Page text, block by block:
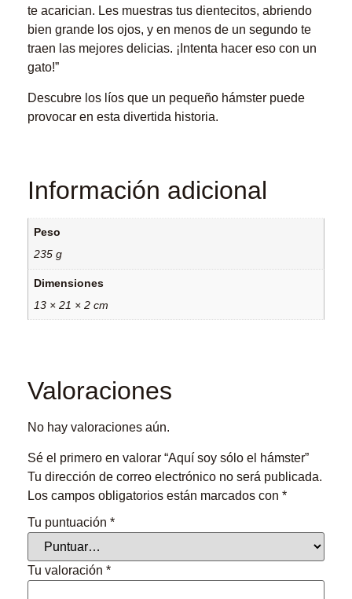
te acarician. Les muestras tus dientecitos, abriendo
bien grande los ojos, y en menos de un segundo te
traen las mejores delicias. ¡Intenta hacer eso con un
gato!”
Descubre los líos que un pequeño hámster puede
provocar en esta divertida historia.
Información adicional
Peso
235 g
Dimensiones
13 × 21 × 2 cm
Valoraciones
No hay valoraciones aún.
Sé el primero en valorar “Aquí soy sólo el hámster”
Tu dirección de correo electrónico no será publicada.
Los campos obligatorios están marcados con *
Tu puntuación *
Tu valoración *